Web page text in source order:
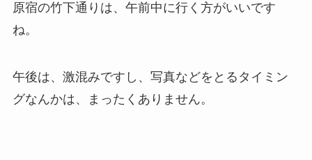
原宿の竹下通りは、午前中に行く方がいいです
ね。
午後は、激混みですし、写真などをとるタイミン
グなんかは、まったくありません。